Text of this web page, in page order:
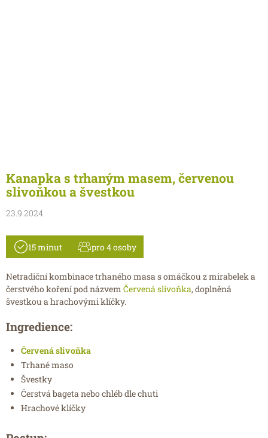
Kanapka s trhaným masem, červenou
slivoňkou a švestkou
23.9.2024
15 minut pro 4 osoby
Netradiční kombinace trhaného masa s omáčkou z mirabelek a
čerstvého koření pod názvem Červená slivoňka, doplněná
švestkou a hrachovými klíčky.
Ingredience:
Červená slivoňka
Trhané maso
Švestky
Čerstvá bageta nebo chléb dle chuti
Hrachové klíčky